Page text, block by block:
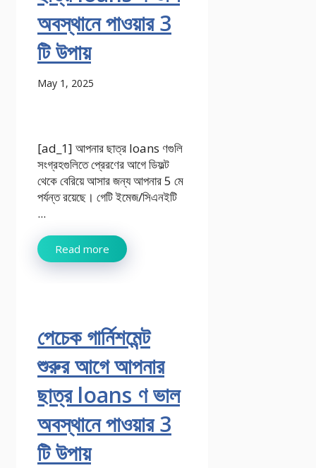
অবস্থানে পাওয়ার 3
টি উপায়
May 1, 2025
[ad_1] আপনার ছাত্র loans ণগুলি
সংগ্রহগুলিতে প্রেরণের আগে ডিফল্ট
থেকে বেরিয়ে আসার জন্য আপনার 5 মে
পর্যন্ত রয়েছে। গেটি ইমেজ/সিএনইটি
...
Read more
পেচেক গার্নিশমেন্ট
শুরুর আগে আপনার
ছাত্র loans ণ ভাল
অবস্থানে পাওয়ার 3
টি উপায়